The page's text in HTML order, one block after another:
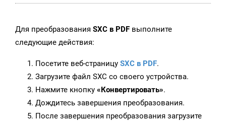
Для преобразования SXC в PDF выполните
следующие действия:
Посетите веб-страницу SXC в PDF.
Загрузите файл SXC со своего устройства.
Нажмите кнопку «Конвертировать».
Дождитесь завершения преобразования.
После завершения преобразования загрузите